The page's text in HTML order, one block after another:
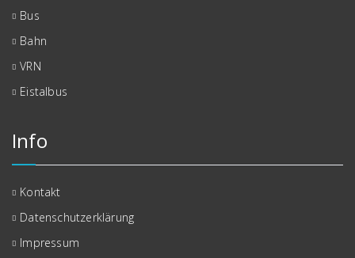
Bus
Bahn
VRN
Eistalbus
Info
Kontakt
Datenschutzerklärung
Impressum